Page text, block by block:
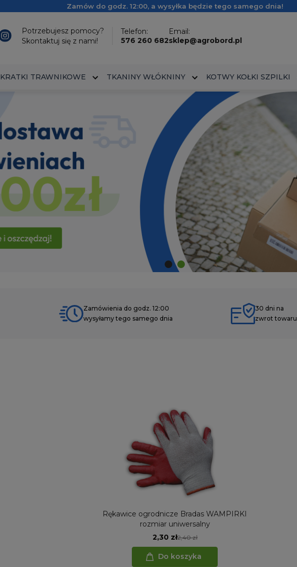
Zamów do godz. 12:00, a wysyłka będzie tego samego dnia!
Potrzebujesz pomocy?
Skontaktuj się z nami!
Telefon:
576 260 682
Email:
sklep@agrobord.pl
KRATKI TRAWNIKOWE TKANINY WŁÓKNINY KOTWY KOŁKI SZPILKI
Zamówienia do godz. 12:00
wysyłamy tego samego dnia
30 dni na
zwrot towaru
Rękawice ogrodnicze Bradas WAMPIRKI
rozmiar uniwersalny
2,30 zł2,40 zł
Do koszyka